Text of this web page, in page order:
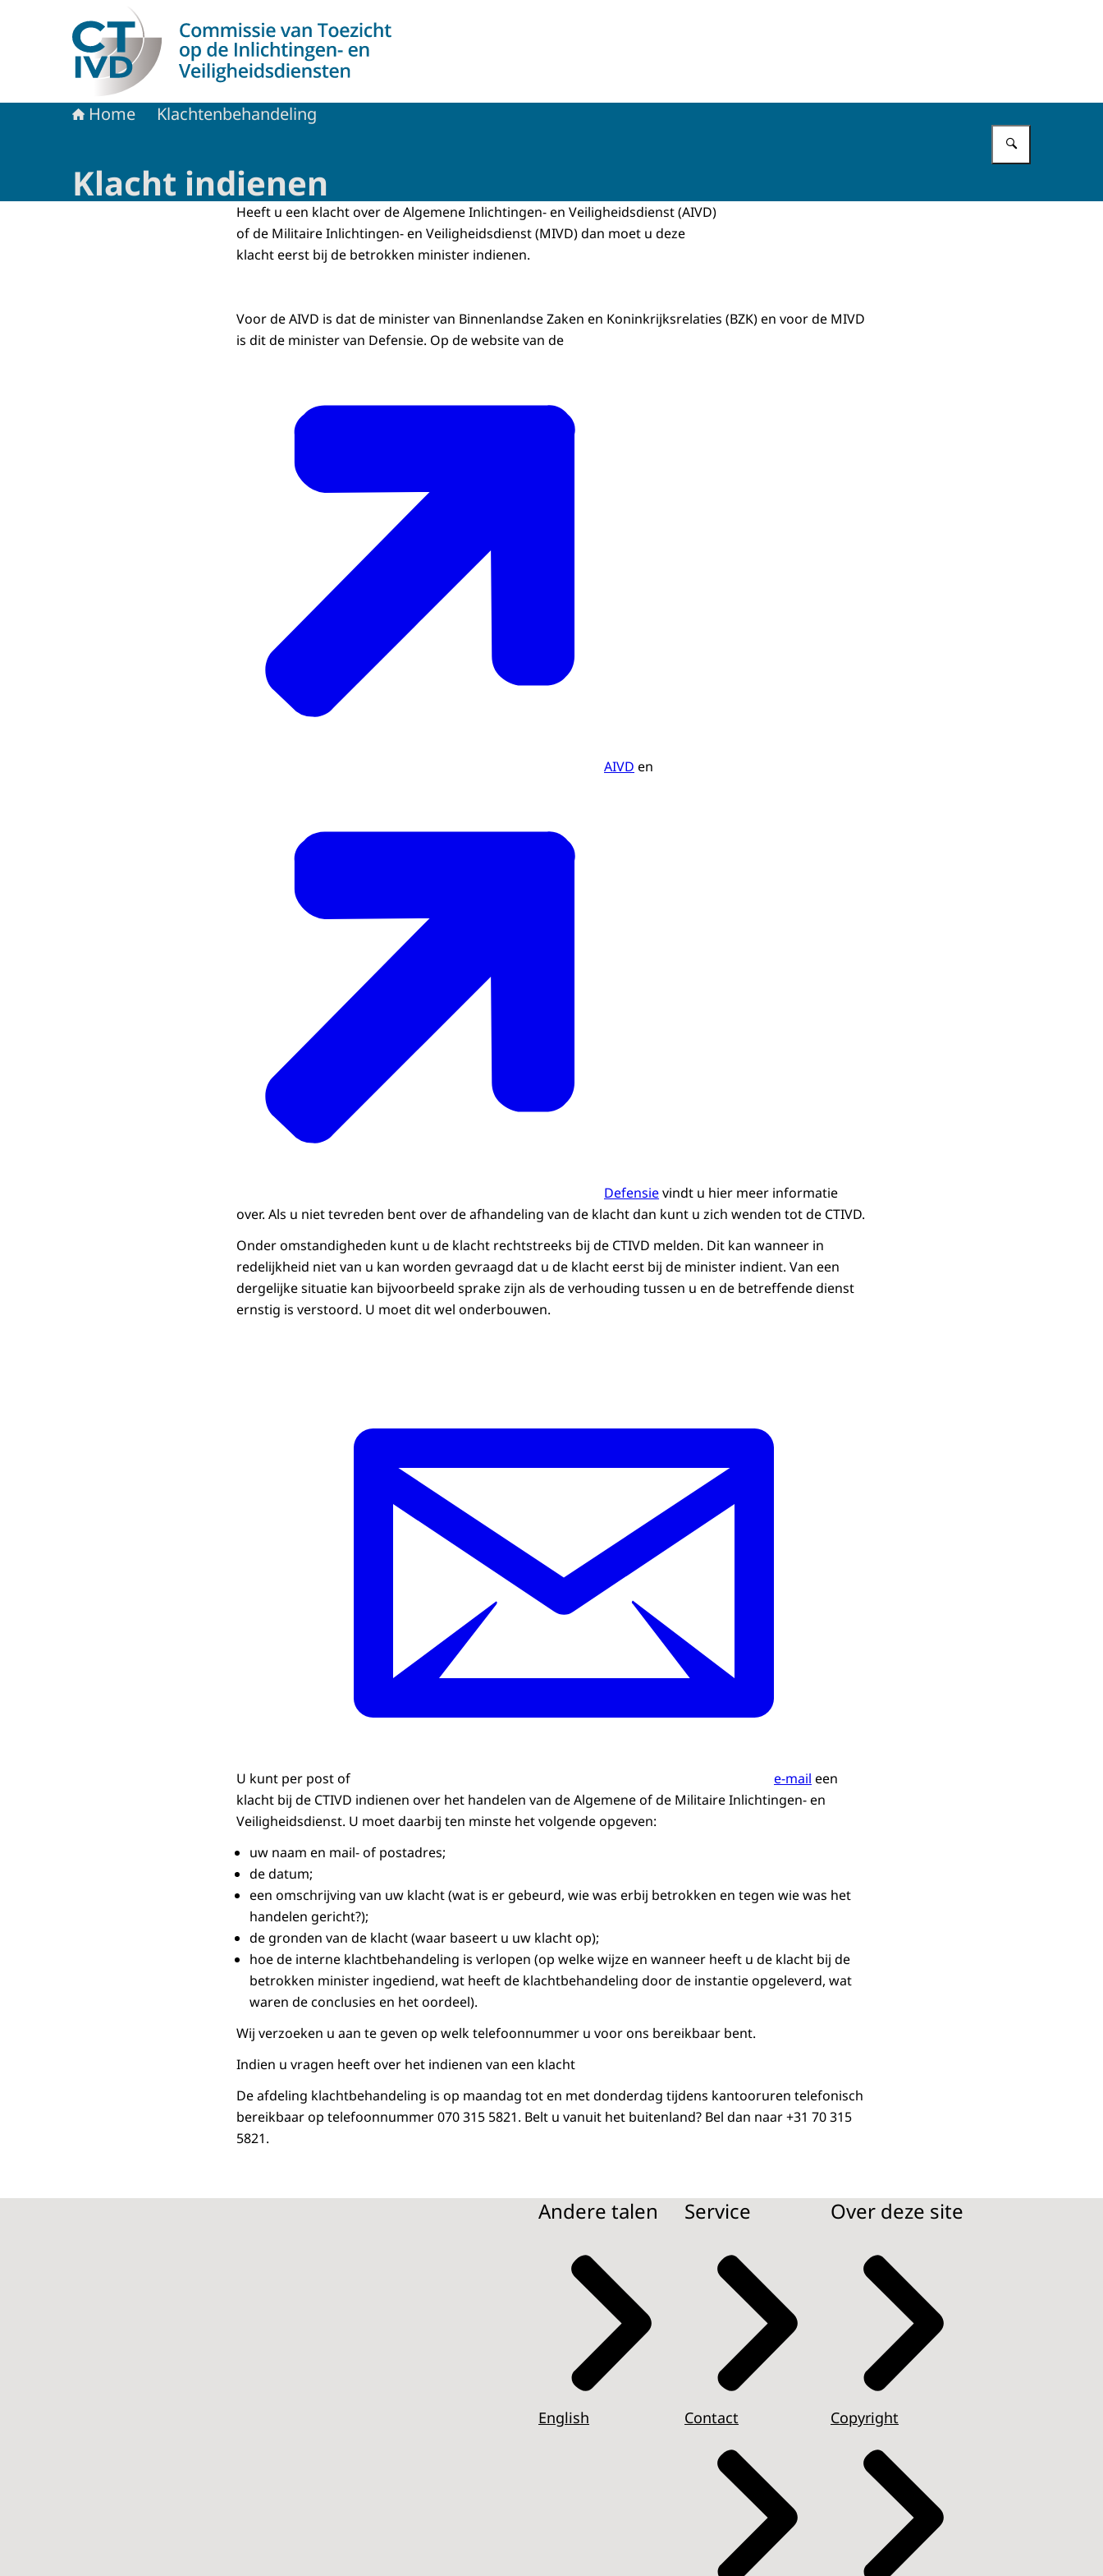
Naar de homepage van CTIVD
Home Klachtenbehandeling
Klacht indienen
Heeft u een klacht over de Algemene Inlichtingen- en Veiligheidsdienst (AIVD)
of de Militaire Inlichtingen- en Veiligheidsdienst (MIVD) dan moet u deze
klacht eerst bij de betrokken minister indienen.
Voor de AIVD is dat de minister van Binnenlandse Zaken en Koninkrijksrelaties (BZK) en voor de MIVD
is dit de minister van Defensie. Op de website van de
AIVD en
Defensievindt u hier meer informatie
over. Als u niet tevreden bent over de afhandeling van de klacht dan kunt u zich wenden tot de CTIVD.
Onder omstandigheden kunt u de klacht rechtstreeks bij de CTIVD melden. Dit kan wanneer in
redelijkheid niet van u kan worden gevraagd dat u de klacht eerst bij de minister indient. Van een
dergelijke situatie kan bijvoorbeeld sprake zijn als de verhouding tussen u en de betreffende dienst
ernstig is verstoord. U moet dit wel onderbouwen.
U kunt per post of e-mail een
klacht bij de CTIVD indienen over het handelen van de Algemene of de Militaire Inlichtingen- en
Veiligheidsdienst. U moet daarbij ten minste het volgende opgeven:
uw naam en mail- of postadres;
de datum;
een omschrijving van uw klacht (wat is er gebeurd, wie was erbij betrokken en tegen wie was het
handelen gericht?);
de gronden van de klacht (waar baseert u uw klacht op);
hoe de interne klachtbehandeling is verlopen (op welke wijze en wanneer heeft u de klacht bij de
betrokken minister ingediend, wat heeft de klachtbehandeling door de instantie opgeleverd, wat
waren de conclusies en het oordeel).
Wij verzoeken u aan te geven op welk telefoonnummer u voor ons bereikbaar bent.
Indien u vragen heeft over het indienen van een klacht
De afdeling klachtbehandeling is op maandag tot en met donderdag tijdens kantooruren telefonisch
bereikbaar op telefoonnummer 070 315 5821. Belt u vanuit het buitenland? Bel dan naar +31 70 315
5821.
Andere talen
English
Service
Contact
Over deze site
Copyright